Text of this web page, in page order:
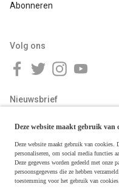
Abonneren
Volg ons
Nieuwsbrief
Deze website maakt gebruik van
Deze website maakt gebruik van cookies.
personaliseren, om social media functies
Deze gegevens worden gedeeld met onze
persoonsgegevens die ze hebben
toestemming voor het gebruik van cookies.